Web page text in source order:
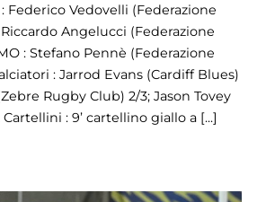
Federico Vedovelli (Federazione
Angelucci (Federazione
: Stefano Pennè (Federazione
: Jarrod Evans (Cardiff Blues)
Rugby Club) 2/3; Jason Tovey
: 9’ cartellino giallo a [...]